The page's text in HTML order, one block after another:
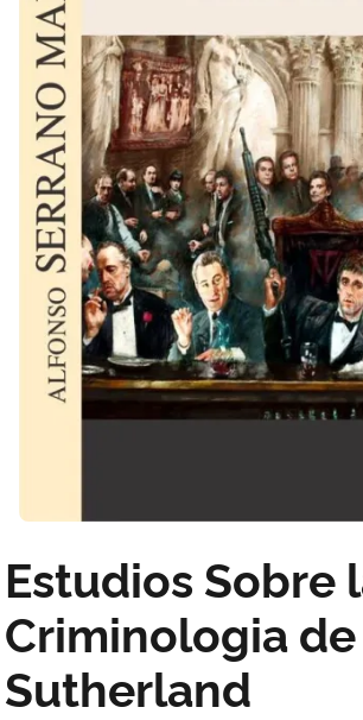
Estudios Sobre
Criminologia de
Sutherland